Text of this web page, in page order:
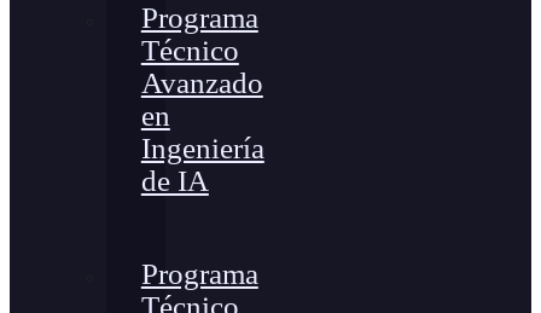
Programa
Técnico
Avanzado
en
Ingeniería
de IA
Programa
Técnico